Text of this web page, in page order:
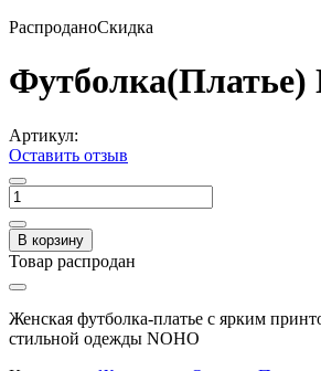
РаспроданоСкидка
Футболка(Платье)
Артикул:
Оставить отзыв
В корзину
Товар распродан
Женская футболка-платье с ярким
стильной одежды NOHO